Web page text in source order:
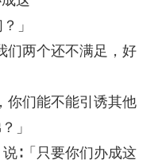
」
们两个还不满足，好
你们能不能引诱其他
」
∶「只要你们办成这